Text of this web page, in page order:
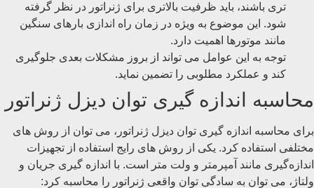
‌تری باشند، باید ظرفیت بالاتری برای ژنراتور در نظر گرفته
شود. این موضوع به ویژه در زمان راه ‌اندازی بارهای سنگین
مانند موتورها اهمیت دارد.
توجه به این عوامل می ‌تواند از بروز مشکلات بعدی جلوگیری
کند و عملکرد مطلوبی را تضمین نماید.
محاسبه اندازه‌ گیری توان دیزل ژنراتور
برای محاسبه اندازه ‌گیری توان دیزل ژنراتور، می ‌توان از روش‌ های
مختلفی استفاده کرد. یکی از روش ‌های رایج استفاده از تجهیزات
اندازه‌گیری مانند آمپرمتر و ولت متر است. با اندازه‌ گیری جریان و
ولتاژ، می‌ توان به سادگی توان واقعی ژنراتور را محاسبه کرد: